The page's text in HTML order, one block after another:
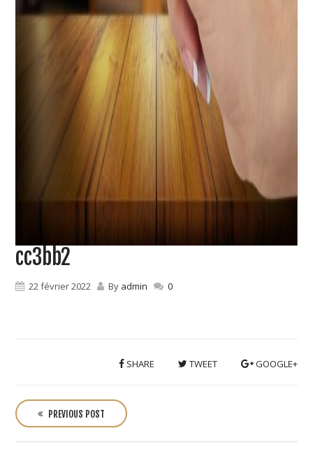
cc3bb2
22 février 2022 By admin 0
SHARE TWEET GOOGLE+
o
s
t
PREVIOUS POST